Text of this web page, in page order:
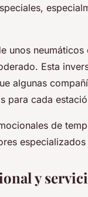
unos
Esta
algunas
para cada
de
y